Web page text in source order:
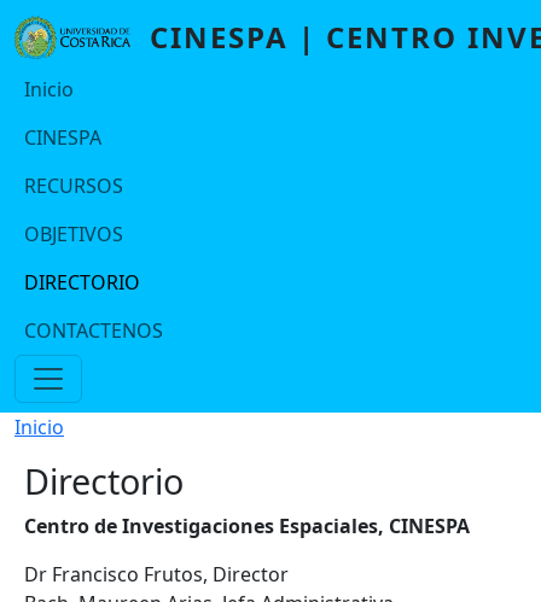
Pasar al contenido principal
CINESPA | CENTRO
Navegación principal Port2
Inicio
CINESPA
RECURSOS
OBJETIVOS
DIRECTORIO
CONTACTENOS
Ruta de navegación
Inicio
Directorio
Centro de Investigaciones Espaciales, CINESPA
Dr Francisco Frutos, Director